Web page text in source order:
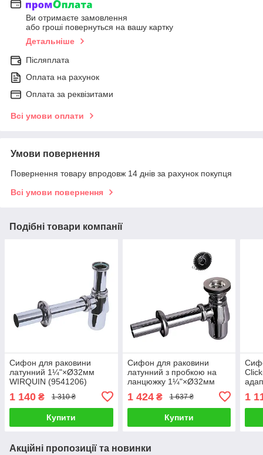
Ви отримаєте замовлення
або гроші повернуться на вашу картку
Детальніше
Післяплата
Оплата на рахунок
Оплата за реквізитами
Всі умови оплати
Умови повернення
Повернення товару впродовж 14 днів за рахунок покупця
Всі умови повернення
Подібні товари компанії
Сифон для раковини
латунний 1¼"×Ø32мм
WIRQUIN (9541206)
1 140 ₴ 1 310 ₴
Купити
Сифон для раковини
латунний з пробкою на
ланцюжку 1¼"×Ø32мм
1 424₴ 1 637 ₴
Купити
1
Акційні пропозиції та новинки